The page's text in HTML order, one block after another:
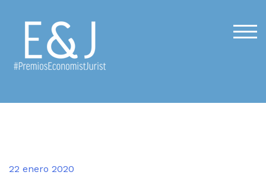
contenido
22 enero 2020